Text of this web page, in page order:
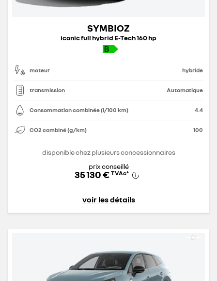
SYMBIOZ
iconic full hybrid E-Tech 160 hp
moteur hybride
transmission Automatique
Consommation combinée (l/100 km) 4.4
CO2 combiné (g/km) 100
disponible chez plusieurs concessionnaires
prix conseillé
35 130 € TVAc*
voir les détails